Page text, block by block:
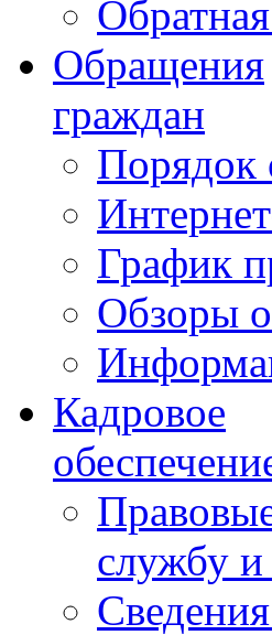
Обращения
граждан
Порядок
График
Обзоры
Кадровое
службу